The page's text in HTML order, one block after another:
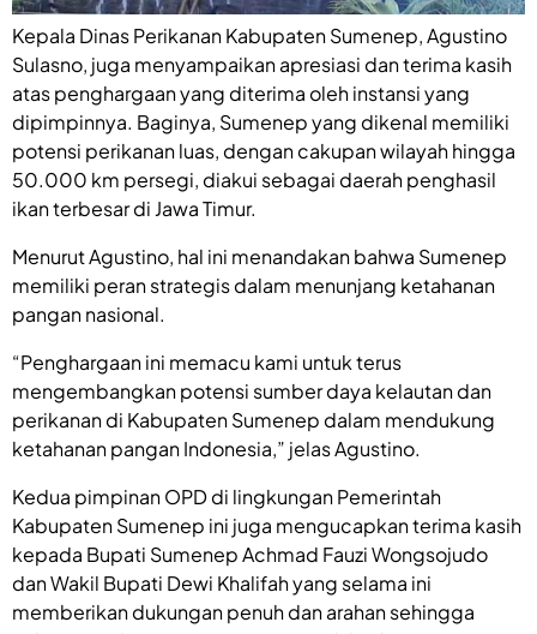
Kepala Dinas Perikanan Kabupaten Sumenep, Agustino
Sulasno, juga menyampaikan apresiasi dan terima kasih
atas penghargaan yang diterima oleh instansi yang
dipimpinnya. Baginya, Sumenep yang dikenal memiliki
potensi perikanan luas, dengan cakupan wilayah hingga
50.000 km persegi, diakui sebagai daerah penghasil
ikan terbesar di Jawa Timur.
Menurut Agustino, hal ini menandakan bahwa Sumenep
memiliki peran strategis dalam menunjang ketahanan
pangan nasional.
“Penghargaan ini memacu kami untuk terus
mengembangkan potensi sumber daya kelautan dan
perikanan di Kabupaten Sumenep dalam mendukung
ketahanan pangan Indonesia,” jelas Agustino.
Kedua pimpinan OPD di lingkungan Pemerintah
Kabupaten Sumenep ini juga mengucapkan terima kasih
kepada Bupati Sumenep Achmad Fauzi Wongsojudo
dan Wakil Bupati Dewi Khalifah yang selama ini
memberikan dukungan penuh dan arahan sehingga